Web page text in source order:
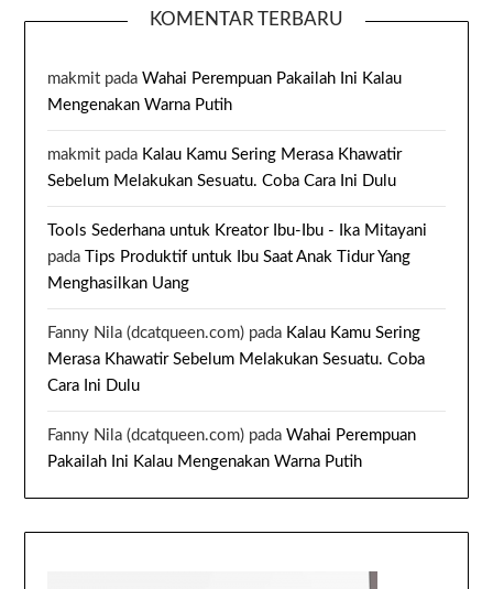
KOMENTAR TERBARU
makmit padaWahai Perempuan Pakailah Ini Kalau
Mengenakan Warna Putih
makmit pada Kalau Kamu Sering Merasa Khawatir
Sebelum Melakukan Sesuatu. Coba Cara Ini Dulu
Tools Sederhana untuk Kreator Ibu-Ibu - Ika Mitayani
padaTips Produktif untuk Ibu Saat Anak Tidur Yang
Menghasilkan Uang
Fanny Nila (dcatqueen.com) pada Kalau Kamu Sering
Merasa Khawatir Sebelum Melakukan Sesuatu. Coba
Cara Ini Dulu
Fanny Nila (dcatqueen.com) padaWahai Perempuan
Pakailah Ini Kalau Mengenakan Warna Putih